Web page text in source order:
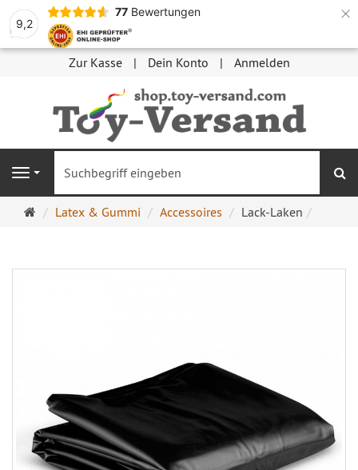
9,2
77 Bewertungen ×
Zur Kasse Dein Konto Anmelden
Navigation
Startseite
Latex & Gummi Accessoires Lack-Laken